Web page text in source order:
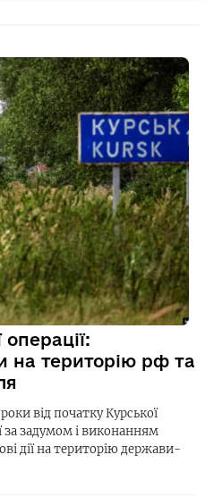
на територію рф та
від початку Курської
за задумом і виконанням
дії на територію держави-